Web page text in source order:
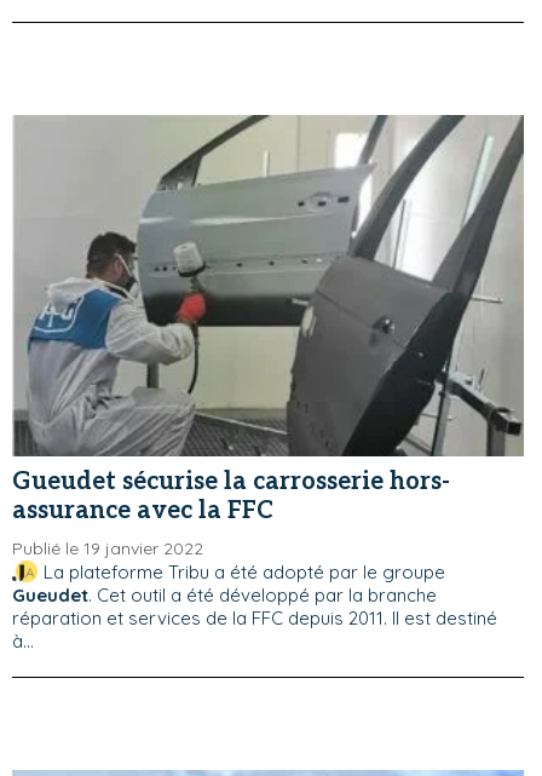
Gueudet sécurise la carrosserie hors-
assurance avec la FFC
Publié le 19 janvier 2022
La plateforme Tribu a été adopté par le groupe
Gueudet. Cet outil a été développé par la branche
réparation et services de la FFC depuis 2011. Il est destiné
à...